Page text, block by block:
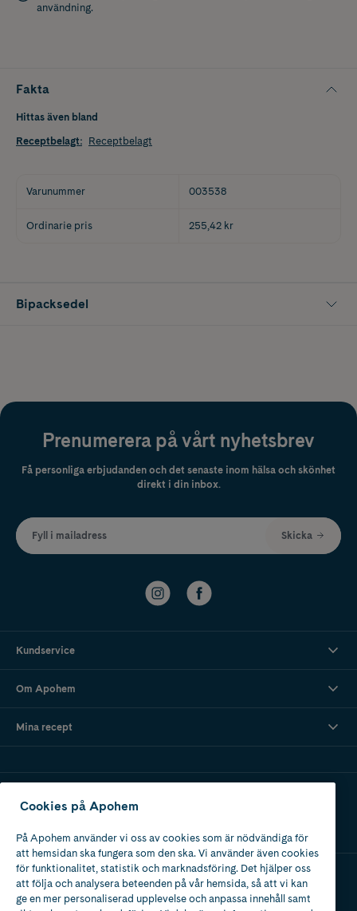
användning.
Fakta
Hittas även bland
Receptbelagt: Receptbelagt
Varunummer 003538
Ordinarie pris 255,42 kr
Bipacksedel
Prenumerera på vårt nyhetsbrev
Få personliga erbjudanden och det senaste inom hälsa och skönhet
direkt i din inbox.
Fyll i mailadress Skicka
Kundservice
Om Apohem
Mina recept
Apotek med tillstånd
av Läkemedelsverket
Cookies på Apohem
På Apohem använder vi oss av cookies som är nödvändiga för
att hemsidan ska fungera som den ska. Vi använder även cookies
för funktionalitet, statistik och marknadsföring. Det hjälper oss
att följa och analysera beteenden på vår hemsida, så att vi kan
ge en mer personaliserad upplevelse och anpassa innehåll samt